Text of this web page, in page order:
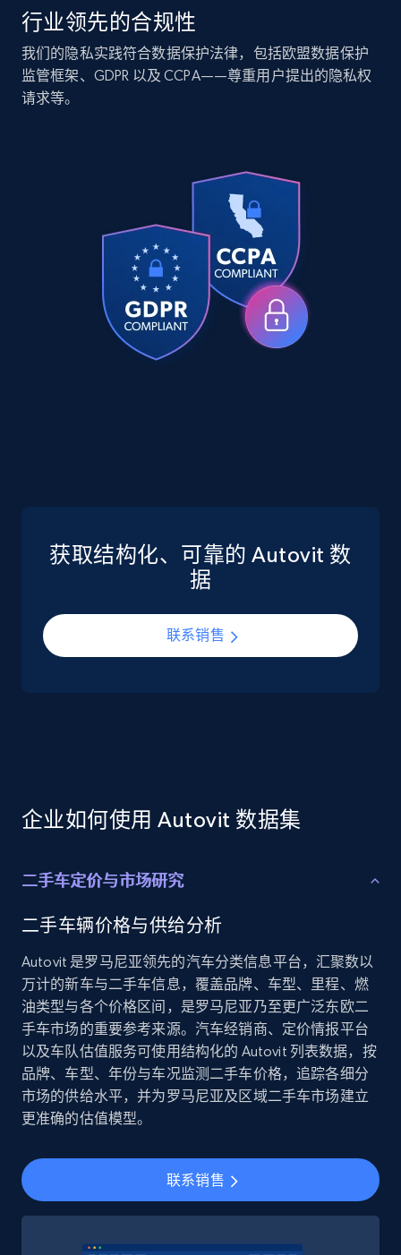
Companies information enriched dataset
URL, ID lc, Name lc, Country code lc, Locations
lc, Followers lc, Employees in linkedin lc, About
539+
Walmart - products
URL, Final price, Sku, Currency, Gtin,
Specifications, Image urls, Top reviews, and
TikTok Shop
price, Final price, Discount percent, and more.
Employees business enriched dataset
connections, and more.
Business Enriched
5.3K+ 384+ 立即购买
YouTube - Channels
URL, Handle, Handle md5, Banner img, Profile
image, Name, Subscribers, Description, and
4.5K+ 507+ 立即购买
行业领先的合规性
我们的隐私实践符合数据保护法律，包括欧盟数据保护
监管框架、GDPR 以及 CCPA——尊重用户提出的隐私权
请求等。
获取结构化、可靠的 Autovit 数
据
联系销售
企业如何使用 Autovit 数据集
二手车定价与市场研究
二手车辆价格与供给分析
Autovit 是罗马尼亚领先的汽车分类信息平台，汇聚数以
万计的新车与二手车信息，覆盖品牌、车型、里程、燃
油类型与各个价格区间，是罗马尼亚乃至更广泛东欧二
手车市场的重要参考来源。汽车经销商、定价情报平台
以及车队估值服务可使用结构化的 Autovit 列表数据，按
品牌、车型、年份与车况监测二手车价格，追踪各细分
市场的供给水平，并为罗马尼亚及区域二手车市场建立
更准确的估值模型。
联系销售